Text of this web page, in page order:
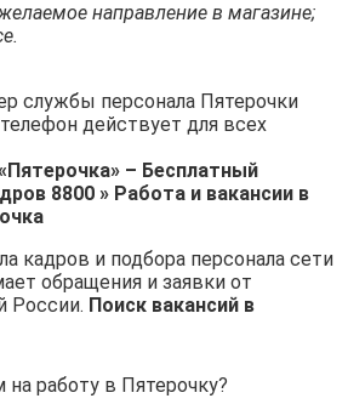
направление в магазине;
службы персонала Пятерочки
действует для всех
– Бесплатный
8800 » Работа и вакансии в
кадров и подбора персонала сети
обращения и заявки от
России. Поиск вакансий в
работу в Пятерочку?